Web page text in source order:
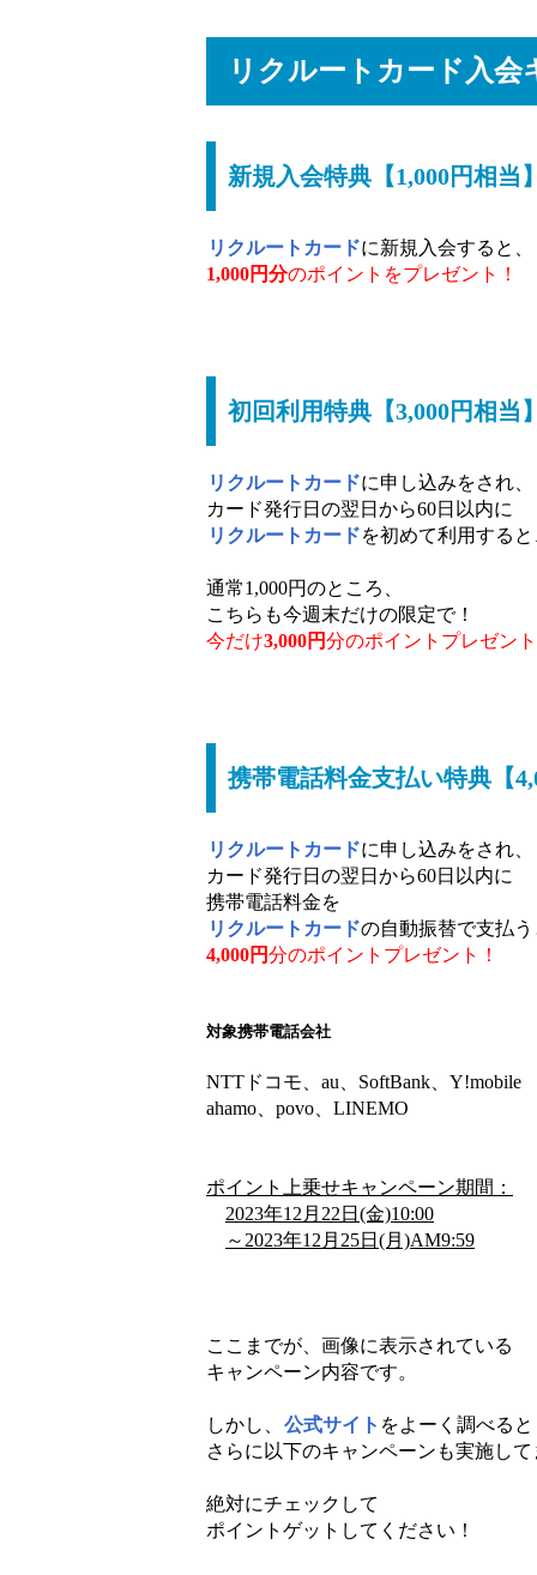
リクルートカード入会
新規入会特典【1,000円相当】
リクルートカードに新規入会すると、
1,000円分のポイントをプレゼント！
初回利用特典【3,000円相当】
リクルートカードに申し込みをされ、
カード発行日の翌日から60日以内に
リクルートカードを初めて利用すると
通常1,000円のところ、
こちらも今週末だけの限定で！
今だけ3,000円分のポイントプレゼント
携帯電話料金支払い特典【
リクルートカードに申し込みをされ、
カード発行日の翌日から60日以内に
携帯電話料金を
リクルートカードの自動振替で支払う
4,000円分のポイントプレゼント ！
対象携帯電話会社
NTTドコモ、au、SoftBank、Y!mobile
ahamo、povo、LINEMO
ポイント上乗せキャンペーン期間：
2023年12月22日(金)10:00
～2023年12月25日(月)AM9:59
ここまでが、画像に表示されている
キャンペーン内容です。
しかし、 公式サイト をよーく調べると
さらに以下のキャンペーンも実施して
絶対にチェックして
ポイントゲットしてください！